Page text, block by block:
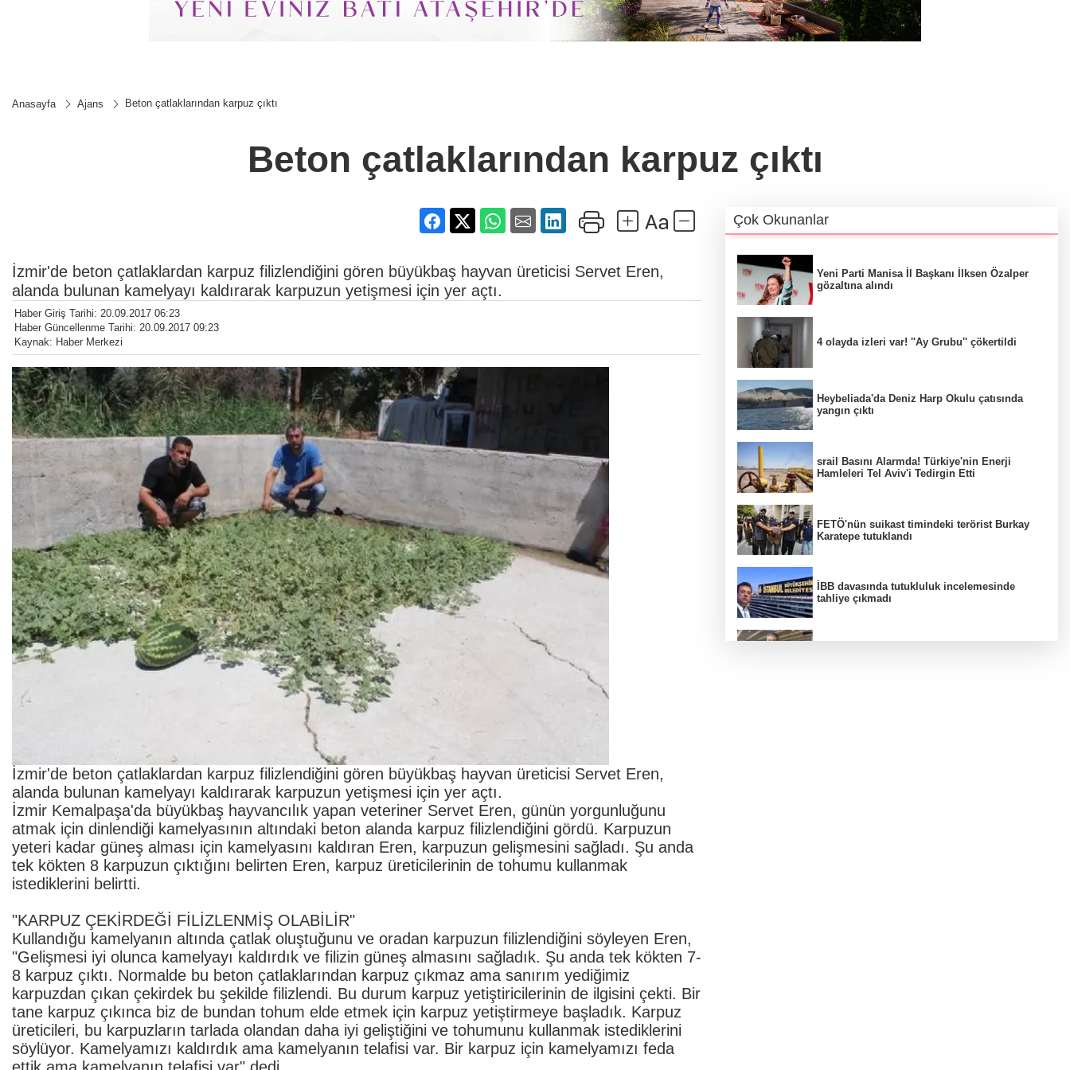
Anasayfa Ajans Beton çatlaklarından karpuz çıktı
Beton çatlaklarından karpuz çıktı
İzmir'de beton çatlaklardan karpuz filizlendiğini gören büyükbaş hayvan üreticisi Servet Eren,
alanda bulunan kamelyayı kaldırarak karpuzun yetişmesi için yer açtı.
Haber Giriş Tarihi: 20.09.2017 06:23
Haber Güncellenme Tarihi: 20.09.2017 09:23
Kaynak: Haber Merkezi
İzmir'de beton çatlaklardan karpuz filizlendiğini gören büyükbaş hayvan üreticisi Servet Eren,
alanda bulunan kamelyayı kaldırarak karpuzun yetişmesi için yer açtı.
İzmir Kemalpaşa'da büyükbaş hayvancılık yapan veteriner Servet Eren, günün yorgunluğunu
atmak için dinlendiği kamelyasının altındaki beton alanda karpuz filizlendiğini gördü. Karpuzun
yeteri kadar güneş alması için kamelyasını kaldıran Eren, karpuzun gelişmesini sağladı. Şu anda
tek kökten 8 karpuzun çıktığını belirten Eren, karpuz üreticilerinin de tohumu kullanmak
istediklerini belirtti.
"KARPUZ ÇEKİRDEĞİ FİLİZLENMİŞ OLABİLİR"
Kullandığu kamelyanın altında çatlak oluştuğunu ve oradan karpuzun filizlendiğini söyleyen Eren,
"Gelişmesi iyi olunca kamelyayı kaldırdık ve filizin güneş almasını sağladık. Şu anda tek kökten 7-
8 karpuz çıktı. Normalde bu beton çatlaklarından karpuz çıkmaz ama sanırım yediğimiz
karpuzdan çıkan çekirdek bu şekilde filizlendi. Bu durum karpuz yetiştiricilerinin de ilgisini çekti. Bir
tane karpuz çıkınca biz de bundan tohum elde etmek için karpuz yetiştirmeye başladık. Karpuz
üreticileri, bu karpuzların tarlada olandan daha iyi geliştiğini ve tohumunu kullanmak istediklerini
söylüyor. Kamelyamızı kaldırdık ama kamelyanın telafisi var. Bir karpuz için kamelyamızı feda
Çok Okunanlar
Yeni Parti Manisa İl Başkanı İlksen Özalper
gözaltına alındı
4 olayda izleri var! ''Ay Grubu'' çökertildi
Heybeliada'da Deniz Harp Okulu çatısında
yangın çıktı
srail Basını Alarmda! Türkiye'nin Enerji
Hamleleri Tel Aviv'i Tedirgin Etti
FETÖ'nün suikast timindeki terörist Burkay
Karatepe tutuklandı
İBB davasında tutukluluk incelemesinde
tahliye çıkmadı